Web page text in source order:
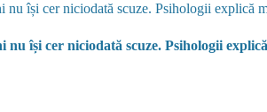
își cer niciodată scuze. Psihologii